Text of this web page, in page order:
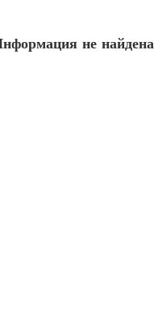
не найдена